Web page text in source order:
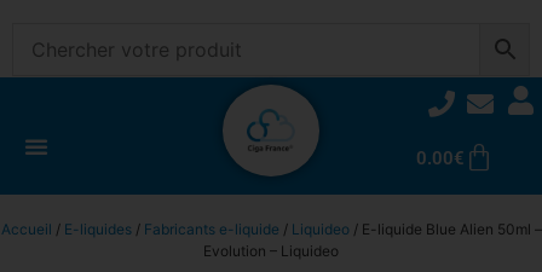
0.00€
Accueil / E-liquides/ Fabricants e-liquide / Liquideo/ E-liquide Blue Alien 50ml –
Evolution – Liquideo